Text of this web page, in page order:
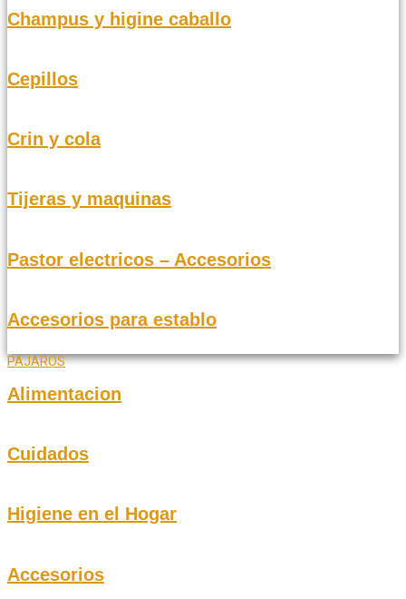
Champus y higine caballo
Cepillos
Crin y cola
Tijeras y maquinas
Pastor electricos – Accesorios
Accesorios para establo
PAJAROS
Alimentacion
Cuidados
Higiene en el Hogar
Accesorios